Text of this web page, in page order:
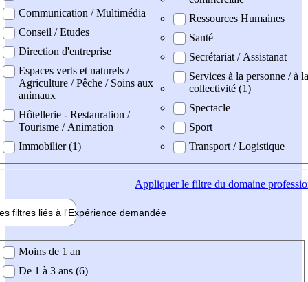
Communication / Multimédia
Conseil / Etudes
Direction d'entreprise
Espaces verts et naturels /
Agriculture / Pêche / Soins aux
animaux
Hôtellerie - Restauration /
Tourisme / Animation
Immobilier (1)
Ressources Humaines
Santé
Secrétariat / Assistanat
Services à la personne / à la
collectivité (1)
Spectacle
Sport
Transport / Logistique
Appliquerle filtre du domaine
filtres liés à l'Expérience demandée
demandée
Moins de 1 an
De 1 à 3 ans (6)